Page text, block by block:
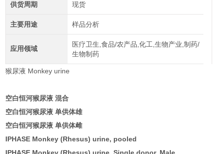
供货周期 现货
主要用途 样品分析
应用领域
医疗卫生,食品/农产品,化工,生物产业,制药/
生物制药
猴尿液 Monkey urine
空白恒河猴尿液 混合
空白恒河猴尿液 单供体雄
空白恒河猴尿液 单供体雌
IPHASE Monkey (Rhesus) urine, pooled